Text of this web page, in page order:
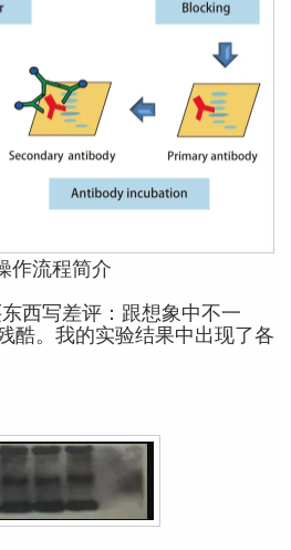
流程简介
西写差评：跟想象中不一
酷。我的实验结果中出现了各